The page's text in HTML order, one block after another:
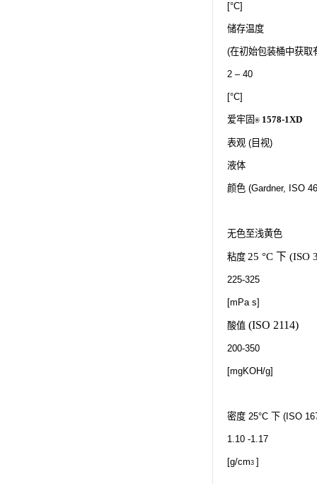
[°C]
储存温度
(在初始包装桶中获取
2 – 40
[°C]
爱牢固 ® 1578-1XD
表观 ( 目视)
液体
颜色 (Gardner, ISO
无色至浅黄色
粘度 25 °C 下 (ISO
225-325
[mPa s]
酸值 (ISO 2114)
200-350
[mgKOH/g]
密度 25°C 下 (ISO
1.10 -1.17
[g/cm3 ]